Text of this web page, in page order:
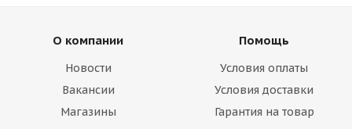
О компании
Новости
Вакансии
Магазины
Помощь
Условия оплаты
Условия доставки
Гарантия на товар